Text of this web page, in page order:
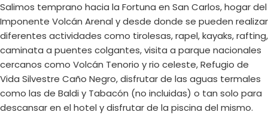
Salimos temprano hacia la Fortuna en San Carlos, hogar del
Imponente Volcán Arenal y desde donde se pueden realizar
diferentes actividades como tirolesas, rapel, kayaks, rafting,
caminata a puentes colgantes, visita a parque nacionales
cercanos como Volcán Tenorio y rio celeste, Refugio de
Vida Silvestre Caño Negro, disfrutar de las aguas termales
como las de Baldi y Tabacón (no incluidas) o tan solo para
descansar en el hotel y disfrutar de la piscina del mismo.